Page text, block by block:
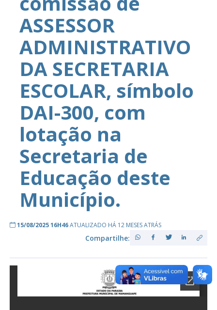
ASSESSOR
ADMINISTRATIVO
DA SECRETARIA
ESCOLAR, símbolo
DAI-300, com
lotação na
Secretaria de
Educação deste
Município.
15/08/2025 16H46ATUALIZADO HÁ 12 MESES ATRÁS
Compartilhe: